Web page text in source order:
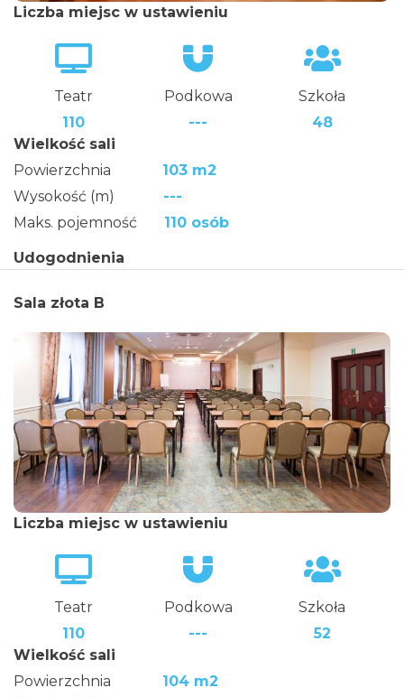
Liczba miejsc w ustawieniu
Teatr Podkowa
Szkoła
110
---
48
Wielkość sali
Powierzchnia
103 m2
Wysokość (m)
---
Maks. pojemność
110 osób
Udogodnienia
Sala złota B
Liczba miejsc w ustawieniu
Teatr Podkowa
Szkoła
110
---
52
Wielkość sali
Powierzchnia
104 m2